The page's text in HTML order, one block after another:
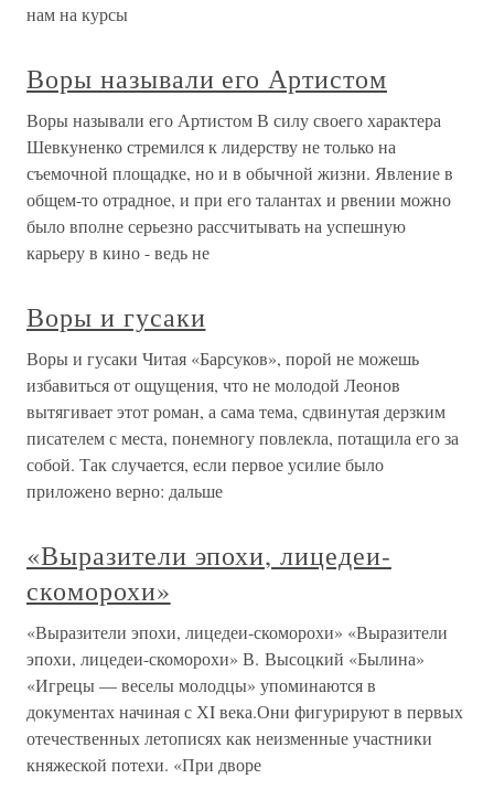
нам на курсы
Воры называли его Артистом
Воры называли его Артистом В силу своего характера
Шевкуненко стремился к лидерству не только на
съемочной площадке, но и в обычной жизни. Явление в
общем-то отрадное, и при его талантах и рвении можно
было вполне серьезно рассчитывать на успешную
карьеру в кино - ведь не
Воры и гусаки
Воры и гусаки Читая «Барсуков», порой не можешь
избавиться от ощущения, что не молодой Леонов
вытягивает этот роман, а сама тема, сдвинутая дерзким
писателем с места, понемногу повлекла, потащила его за
собой. Так случается, если первое усилие было
приложено верно: дальше
«Выразители эпохи, лицедеи-
скоморохи»
«Выразители эпохи, лицедеи-скоморохи» «Выразители
эпохи, лицедеи-скоморохи» В. Высоцкий «Былина»
«Игрецы — веселы молодцы» упоминаются в
документах начиная с ХI века.Они фигурируют в первых
отечественных летописях как неизменные участники
княжеской потехи. «При дворе